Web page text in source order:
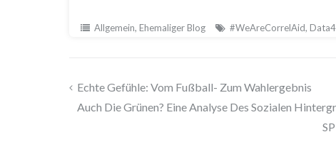
Allgemein, Ehemaliger Blog #WeAreCorrelAid,
Beitragsnavigation
Echte Gefühle: Vom Fußball- Zum Wahlergebnis
Auch Die Grünen? Eine Analyse Des Sozialen